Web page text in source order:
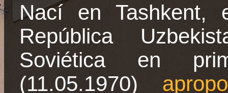
Nací en
República
Soviéticaen
(11.05.1970)